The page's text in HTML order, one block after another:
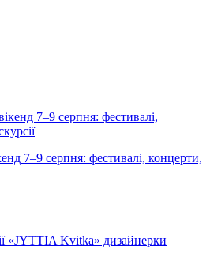
7–9 серпня: фестивалі, концерти,